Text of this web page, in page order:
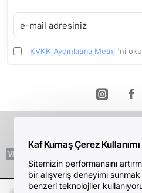
Kaf Kumaş Çerez
Sitemizin performansını
bir alışveriş deneyimi
benzeri teknolojiler
e-
mail
adresiniz
KVKK Aydınlatma Metni 'ni